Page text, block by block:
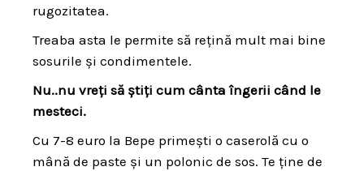
rugozitatea.
Treaba asta le permite să rețină mult mai bine
sosurile și condimentele.
Nu..nu vreți să știți cum cânta îngerii când le
mesteci.
Cu 7-8 euro la Bepe primești o caserolă cu o
mână de paste și un polonic de sos. Te ține de